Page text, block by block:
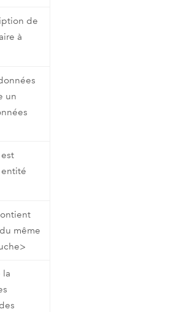
de
à
un
même
la